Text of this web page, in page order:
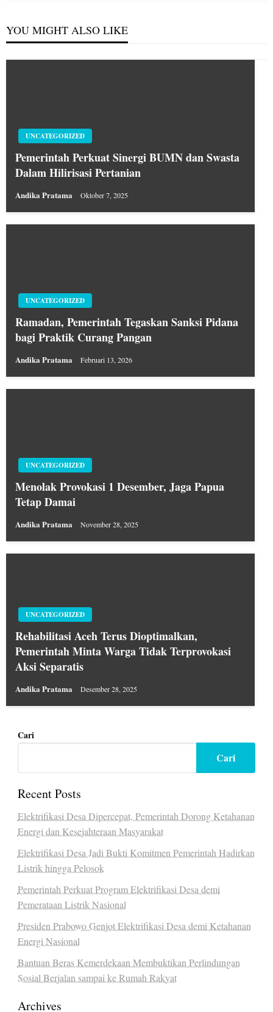
YOU MIGHT ALSO LIKE
UNCATEGORIZED
Pemerintah Perkuat Sinergi BUMN dan Swasta
Dalam Hilirisasi Pertanian
Andika Pratama Oktober 7, 2025
UNCATEGORIZED
Ramadan, Pemerintah Tegaskan Sanksi Pidana
bagi Praktik Curang Pangan
Andika Pratama Februari 13, 2026
UNCATEGORIZED
Menolak Provokasi 1 Desember, Jaga Papua
Tetap Damai
Andika Pratama November 28, 2025
UNCATEGORIZED
Rehabilitasi Aceh Terus Dioptimalkan,
Pemerintah Minta Warga Tidak Terprovokasi
Aksi Separatis
Andika Pratama Desember 28, 2025
Cari
Cari
Recent Posts
Elektrifikasi Desa Dipercepat, Pemerintah Dorong Ketahanan
Energi dan Kesejahteraan Masyarakat
Elektrifikasi Desa Jadi Bukti Komitmen Pemerintah Hadirkan
Listrik hingga Pelosok
Pemerintah Perkuat Program Elektrifikasi Desa demi
Pemerataan Listrik Nasional
Presiden Prabowo Genjot Elektrifikasi Desa demi Ketahanan
Energi Nasional
Bantuan Beras Kemerdekaan Membuktikan Perlindungan
Sosial Berjalan sampai ke Rumah Rakyat
Archives